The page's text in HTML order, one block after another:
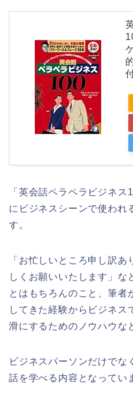
「英会話ペラペラビジネ
にビジネスシーンで使われ
す。
「お忙しいところ申し訳
しくお願いいたします」な
とはもちろんのこと、筆者
してきた経験からビジネス
滑にするためのノウハウな
ビジネスパーソンだけでな
話を学べる内容となってい